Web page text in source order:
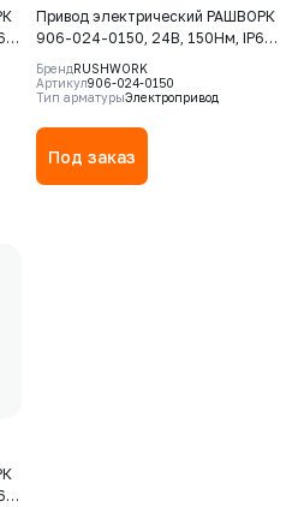
Привод электрический РАШВОРК
906-024-0150, 24В, 150Нм, IP67,
30сек
БрендRUSHWORK
Артикул906-024-0150
Тип арматурыЭлектропривод
Под заказ